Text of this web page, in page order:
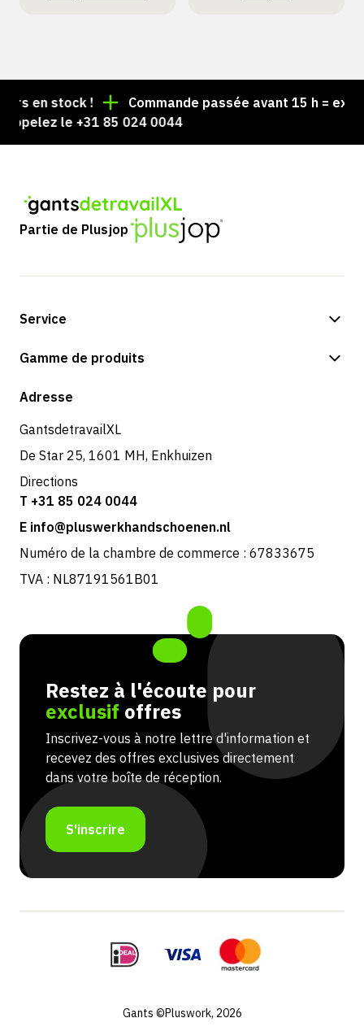
en stock !
Commande passée avant 15 h =
le +31 85 024 0044
Partie de Plusjop
Service
Options de paiement
Retours et service
Gamme de produits
Boutique
Adresse
GantsdetravailXL
De Star 25, 1601 MH, Enkhuizen
Directions
T +31 85 024 0044
E info@pluswerkhandschoenen.nl
Numéro de la chambre de commerce : 67833675
TVA : NL87191561B01
Restez à l'écoute pour
exclusif offres
Inscrivez-vous à notre lettre d'information et
recevez des offres exclusives directement
dans votre boîte de réception.
S'inscrire
Gants ©Pluswork, 2026